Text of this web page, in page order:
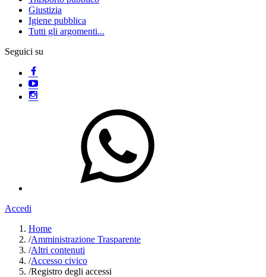
Giustizia
Igiene pubblica
Tutti gli argomenti...
Seguici su
Accedi
Home
/Amministrazione Trasparente
/Altri contenuti
/Accesso civico
/Registro degli accessi